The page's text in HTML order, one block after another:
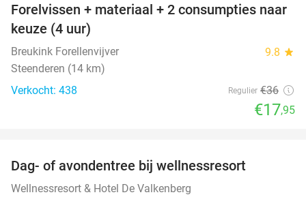
50%
Forelvissen + materiaal + 2 consumpties naar
keuze (4 uur)
Breukink Forellenvijver 9.8 star
Steenderen (14 km)
Verkocht: 438
Regulier €36
€17,95
Dag- of avondentree bij wellnessresort
Wellnessresort & Hotel De Valkenberg